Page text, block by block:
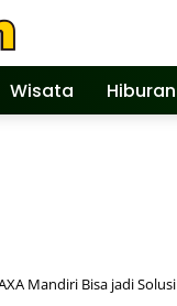
Wisata Hiburan
Mandiri Bisa jadi Solusi